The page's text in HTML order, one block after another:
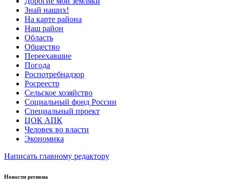
Знай наших!
На карте района
Наш район
Область
Общество
Переехавшие
Погода
Роспотребнадзор
Росреестр
Сельское хозяйство
Социальный фонд России
Специальный проект
ЦОК АПК
Человек во власти
Экономика
Написать главному редактору
Новости региона